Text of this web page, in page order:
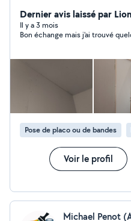
Dernier avis laissé par
Il y a 3 mois
Bon échange mais j'ai trouvé
Pose de placo ou de bandes
Voir le profil
Michael Penot